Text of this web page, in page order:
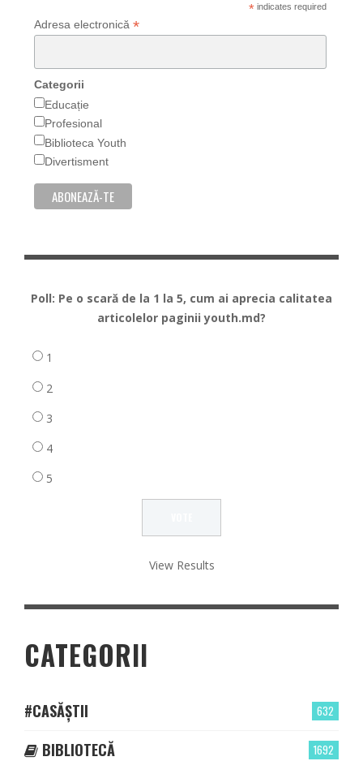
*indicates required
Adresa electronică *
Categorii
Educație
Profesional
Biblioteca Youth
Divertisment
Poll: Pe o scară de la 1 la 5, cum ai aprecia calitatea
articolelor paginii youth.md?
1
2
3
4
5
View Results
CATEGORII
632
#CASĂȘTII
1692
BIBLIOTECĂ